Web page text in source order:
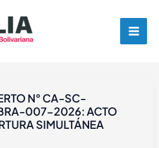
N° CA-SC-
007-2026: ACTO
SIMULTÁNEA